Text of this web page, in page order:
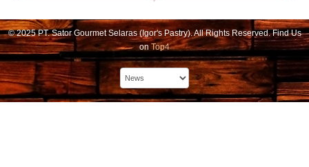
© 2025 PT. Sator Gourmet Selaras (Igor's Pastry). All Rights Reserved. Find Us
on Top4